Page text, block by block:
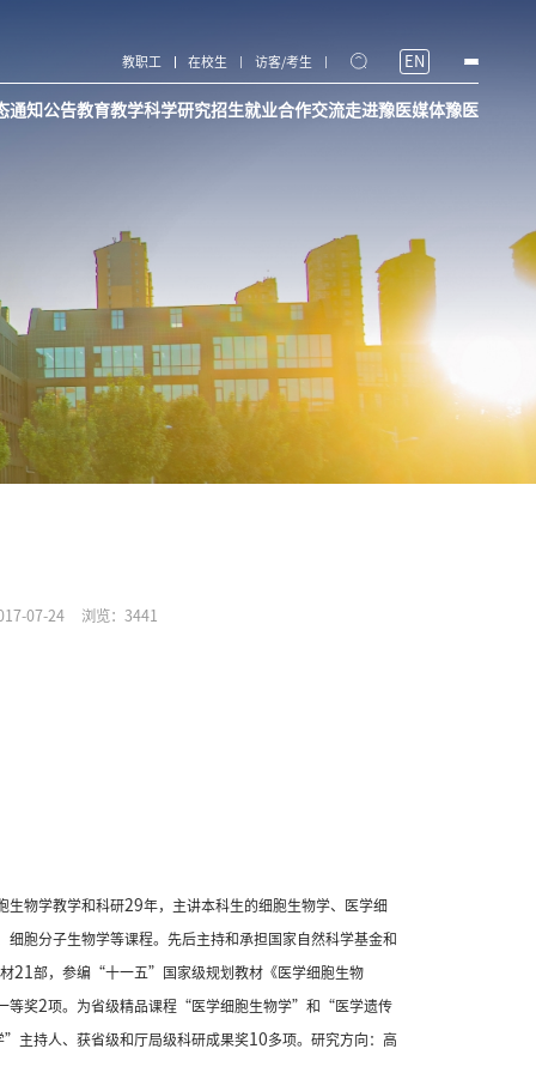
教职工 在校生 访客/考生 EN
通知公告教育教学科学研究招生就业合作交流走进豫医媒体豫医
07-24 浏览： 3441
生物学教学和科研29年，主讲本科生的细胞生物学、医学细
胞分子生物学等课程。先后主持和承担国家自然科学基金和
21部，参编“十一五”国家级规划教材《医学细胞生物
等奖2项。为省级精品课程“医学细胞生物学”和“医学遗传
主持人、获省级和厅局级科研成果奖10多项。研究方向：高